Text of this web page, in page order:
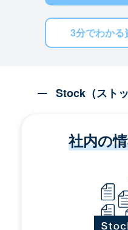
3分でわかる
Stock（スト
社内の